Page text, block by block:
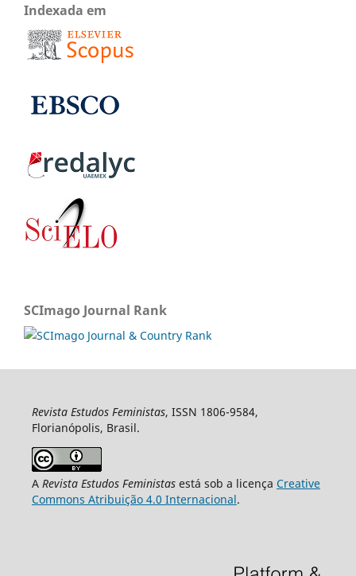
Indexada em
SCImago Journal Rank
Revista Estudos Feministas, ISSN 1806-9584,
Florianópolis, Brasil.
A Revista Estudos Feministasestá sob a licença Creative
Commons Atribuição 4.0 Internacional.